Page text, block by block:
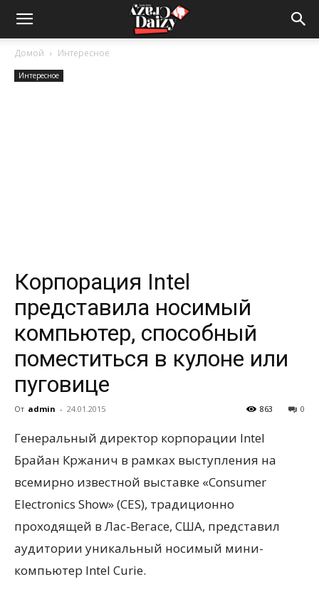
Crazy-
Daizy
обо
всем
Домой Интересное
Интересное
Корпорация Intel
представила носимый
компьютер, способный
поместиться в кулоне или
пуговице
От admin - 24.01.2015 0
863
Генеральный директор корпорации Intel
Брайан Кржанич в рамках выступления на
всемирно известной выставке «Consumer
Electronics Show» (CES), традиционно
проходящей в Лас-Вегасе, США, представил
аудитории уникальный носимый мини-
компьютер Intel Curie.